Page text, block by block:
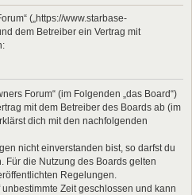
(„https://www.starbase-
dem Betreiber ein Vertrag mit
Forum“ (im Folgenden „das Board“)
mit dem Betreiber des Boards ab (im
dich mit den nachfolgenden
nicht einverstanden bist, so darfst du
Für die Nutzung des Boards gelten
Regelungen.
Zeit geschlossen und kann